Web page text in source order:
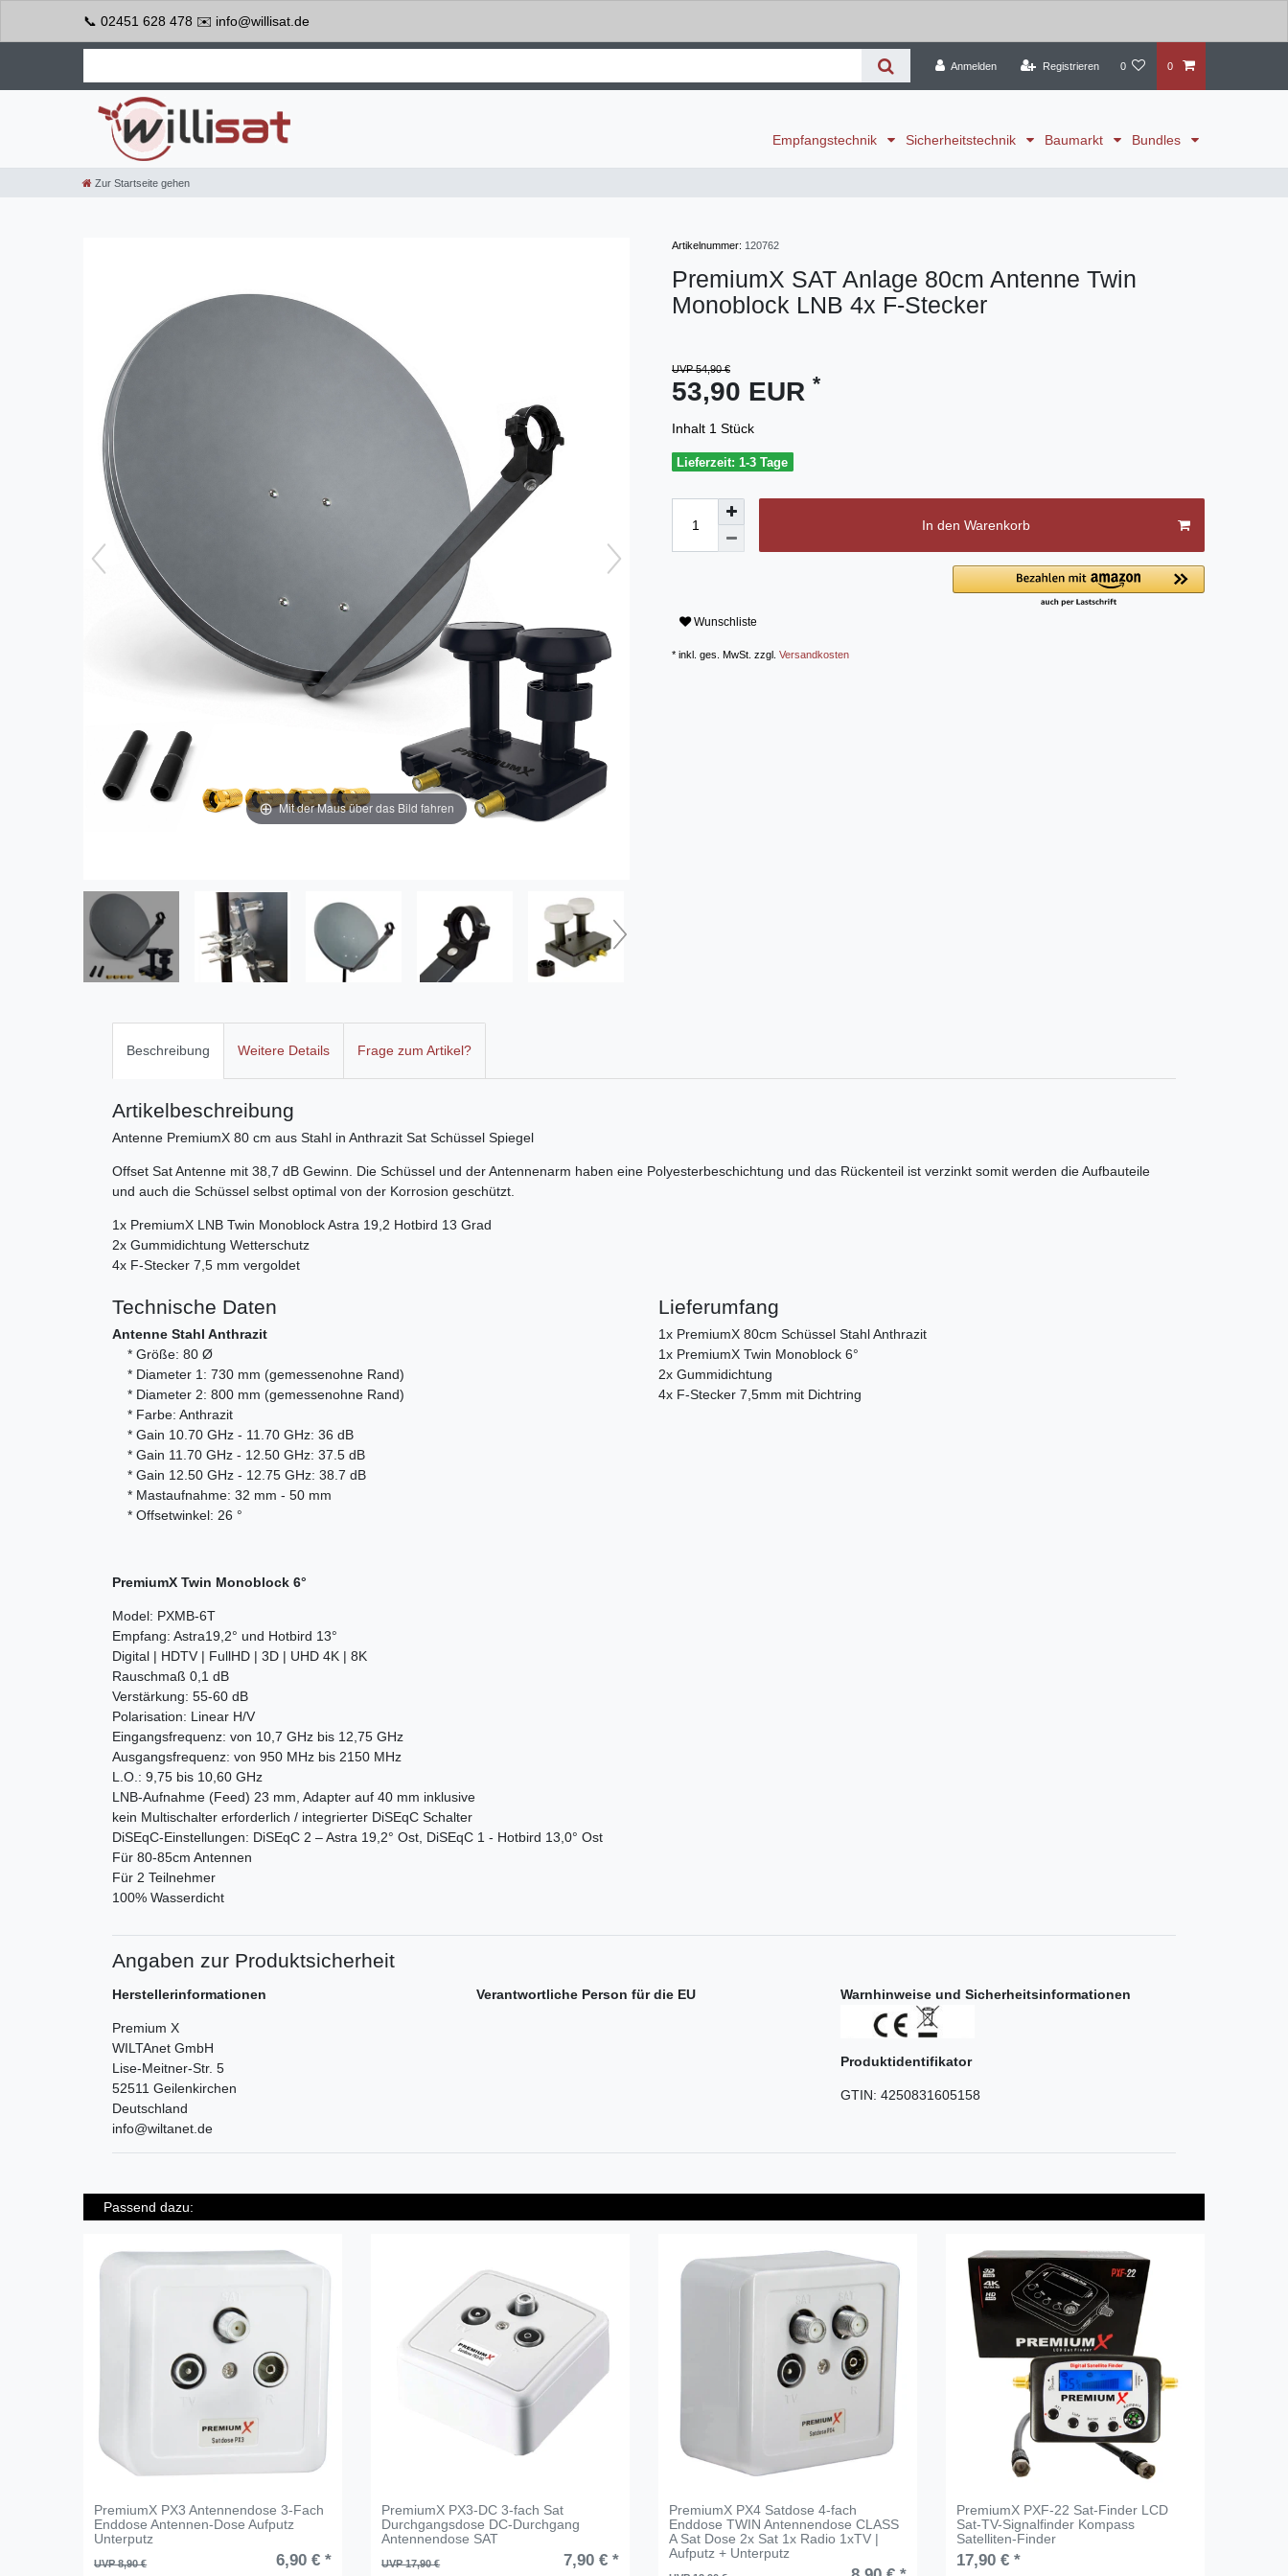
📞 02451 628 478 ✉️ info@willisat.de
Anmelden Registrieren 0 0
Empfangstechnik Sicherheitstechnik Baumarkt Bundles
Zur Startseite gehen
Mit der Maus über das Bild fahren
Artikelnummer: 120762
PremiumX SAT Anlage 80cm Antenne Twin
Monoblock LNB 4x F-Stecker
UVP 54,90 €
53,90 EUR *
Inhalt 1 Stück
Lieferzeit: 1-3 Tage
In den Warenkorb
Wunschliste
* inkl. ges. MwSt. zzgl. Versandkosten
Beschreibung Weitere Details Frage zum Artikel?
Artikelbeschreibung
Antenne PremiumX 80 cm aus Stahl in Anthrazit Sat Schüssel Spiegel
Offset Sat Antenne mit 38,7 dB Gewinn. Die Schüssel und der Antennenarm haben eine Polyesterbeschichtung und das Rückenteil ist verzinkt somit werden die Aufbauteile
und auch die Schüssel selbst optimal von der Korrosion geschützt.
1x PremiumX LNB Twin Monoblock Astra 19,2 Hotbird 13 Grad
2x Gummidichtung Wetterschutz
4x F-Stecker 7,5 mm vergoldet
Technische Daten
Antenne Stahl Anthrazit
* Größe: 80 Ø
* Diameter 1: 730 mm (gemessenohne Rand)
* Diameter 2: 800 mm (gemessenohne Rand)
* Farbe: Anthrazit
* Gain 10.70 GHz - 11.70 GHz: 36 dB
* Gain 11.70 GHz - 12.50 GHz: 37.5 dB
* Gain 12.50 GHz - 12.75 GHz: 38.7 dB
* Mastaufnahme: 32 mm - 50 mm
* Offsetwinkel: 26 °
PremiumX Twin Monoblock 6°
Model: PXMB-6T
Empfang: Astra19,2° und Hotbird 13°
Digital | HDTV | FullHD | 3D | UHD 4K | 8K
Rauschmaß 0,1 dB
Verstärkung: 55-60 dB
Polarisation: Linear H/V
Eingangsfrequenz: von 10,7 GHz bis 12,75 GHz
Ausgangsfrequenz: von 950 MHz bis 2150 MHz
L.O.: 9,75 bis 10,60 GHz
LNB-Aufnahme (Feed) 23 mm, Adapter auf 40 mm inklusive
kein Multischalter erforderlich / integrierter DiSEqC Schalter
DiSEqC-Einstellungen: DiSEqC 2 – Astra 19,2° Ost, DiSEqC 1 - Hotbird 13,0° Ost
Für 80-85cm Antennen
Für 2 Teilnehmer
100% Wasserdicht
Lieferumfang
1x PremiumX 80cm Schüssel Stahl Anthrazit
1x PremiumX Twin Monoblock 6°
2x Gummidichtung
4x F-Stecker 7,5mm mit Dichtring
Angaben zur Produktsicherheit
Herstellerinformationen
Premium X
WILTAnet GmbH
Lise-Meitner-Str. 5
52511 Geilenkirchen
Deutschland
info@wiltanet.de
Verantwortliche Person für die EU Warnhinweise und Sicherheitsinformationen
Produktidentifikator
GTIN: 4250831605158
Passend dazu:
PremiumX PX3 Antennendose 3-Fach
Enddose Antennen-Dose Aufputz
Unterputz
UVP 8,90 € 6,90 € *
PremiumX PX3-DC 3-fach Sat
Durchgangsdose DC-Durchgang
Antennendose SAT
UVP 17,90 € 7,90 € *
PremiumX PX4 Satdose 4-fach
Enddose TWIN Antennendose CLASS
A Sat Dose 2x Sat 1x Radio 1xTV |
Aufputz + Unterputz
PremiumX PXF-22 Sat-Finder LCD
Sat-TV-Signalfinder Kompass
Satelliten-Finder
17,90 € *